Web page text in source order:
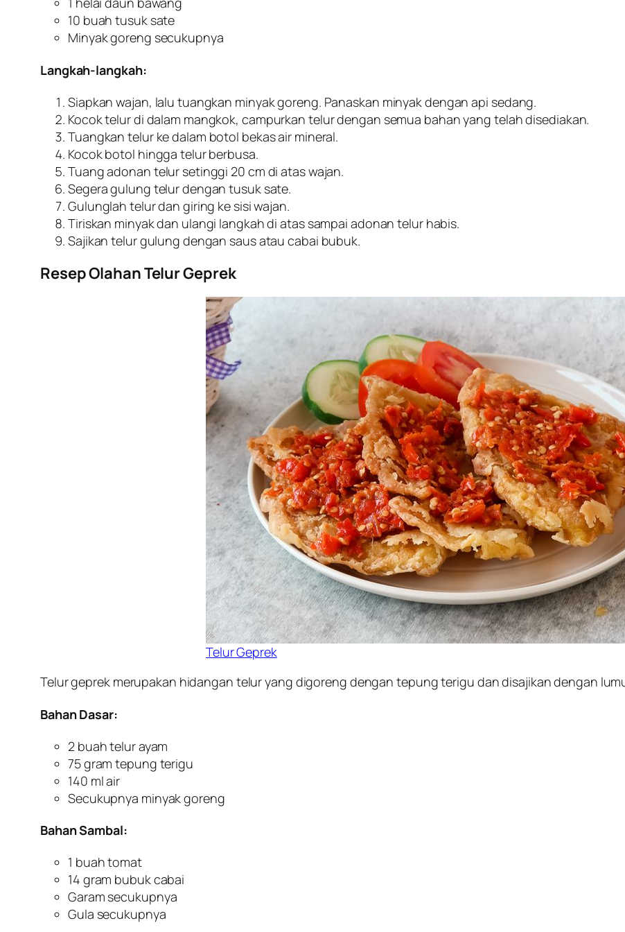
10 buah tusuk sate
Minyak goreng secukupnya
Langkah-langkah:
Siapkan wajan, lalu tuangkan minyak goreng. Panaskan minyak dengan api sedang.
Kocok telur di dalam mangkok, campurkan telur dengan semua bahan yang telah disediakan.
Tuangkan telur ke dalam botol bekas air mineral.
Kocok botol hingga telur berbusa.
Tuang adonan telur setinggi 20 cm di atas wajan.
Segera gulung telur dengan tusuk sate.
Gulunglah telur dan giring ke sisi wajan.
Tiriskan minyak dan ulangi langkah di atas sampai adonan telur habis.
Sajikan telur gulung dengan saus atau cabai bubuk.
Resep Olahan Telur Geprek
Telur Geprek
Telur geprek merupakan hidangan telur yang digoreng dengan tepung terigu dan disajikan dengan
Bahan Dasar:
2 buah telur ayam
75 gram tepung terigu
140 ml air
Secukupnya minyak goreng
Bahan Sambal:
1 buah tomat
14 gram bubuk cabai
Garam secukupnya
Gula secukupnya